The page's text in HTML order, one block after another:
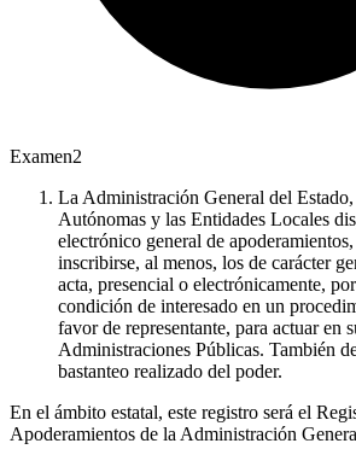
Examen2
La Administración General del
Autónomas y las Entidades Locales
electrónico general de
inscribirse, al menos, los de carácter
acta, presencial o electrónicamente,
condición de interesado en un
favor de representante, para actuar en
Administraciones Públicas. También
bastanteo realizado del poder.
En el ámbito estatal, este registro será el
Apoderamientos de la Administración